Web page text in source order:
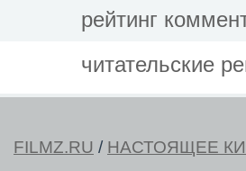
рейтинг
читательские
FILMZ.RU / НАСТОЯЩЕЕ